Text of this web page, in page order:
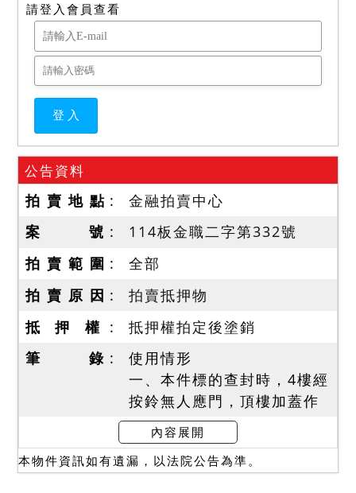
請登入會員查看
公告資料
拍 賣 地 點
金融拍賣中心
案 號
114板金職二字第332號
拍 賣 範 圍
全部
拍 賣 原 因
拍賣抵押物
抵 押 權
抵押權拍定後塗銷
筆 錄
使用情形
一、本件標的查封時，4樓經
按鈴無人應門，頂樓加蓋作
為宮廟使用。嗣於執行測量
增建時，會同債權人代理
人、地政人員，遇鄰居稱偶
內容展開
本物件資訊如有遺漏，以法院公告為準。